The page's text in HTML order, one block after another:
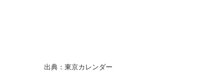
出典：東京カレンダー